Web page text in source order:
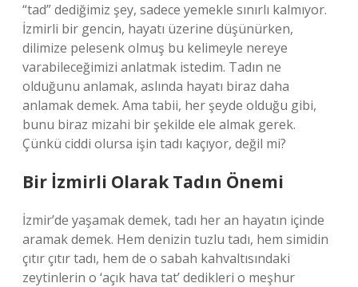
“tad” dediğimiz şey, sadece yemekle sınırlı kalmıyor.
İzmirli bir gencin, hayatı üzerine düşünürken,
dilimize pelesenk olmuş bu kelimeyle nereye
varabileceğimizi anlatmak istedim. Tadın ne
olduğunu anlamak, aslında hayatı biraz daha
anlamak demek. Ama tabii, her şeyde olduğu gibi,
bunu biraz mizahi bir şekilde ele almak gerek.
Çünkü ciddi olursa işin tadı kaçıyor, değil mi?
Bir İzmirli Olarak Tadın Önemi
İzmir’de yaşamak demek, tadı her an hayatın içinde
aramak demek. Hem denizin tuzlu tadı, hem simidin
çıtır çıtır tadı, hem de o sabah kahvaltısındaki
zeytinlerin o ‘açık hava tat’ dedikleri o meşhur